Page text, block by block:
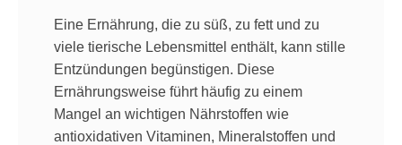
Eine Ernährung, die zu süß, zu fett und zu
viele tierische Lebensmittel enthält, kann stille
Entzündungen begünstigen. Diese
Ernährungsweise führt häufig zu einem
Mangel an wichtigen Nährstoffen wie
antioxidativen Vitaminen, Mineralstoffen und